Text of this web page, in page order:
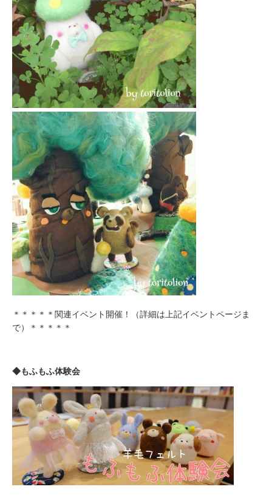
＊＊＊＊＊関連イベント開催！（詳細は上記イベントページま
で）＊＊＊＊＊
◆もふもふ体験会
規
の
方
会
員
登
録
済
み
の
方
取
材
の
ご
依
頼・
お
問
わ
せ
ィ
ア
お
問
い
合
せ